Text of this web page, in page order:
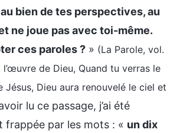
bien de tes perspectives, au
ne joue pas avec toi-même.
ces paroles ? » (La Parole, vol.
l’œuvre de Dieu, Quand tu verras le
Jésus, Dieu aura renouvelé le ciel et
lu ce passage, j’ai été
frappée par les mots : « un dix